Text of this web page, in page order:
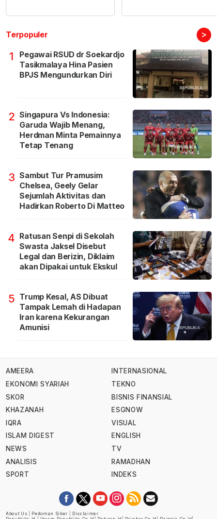
Terpopuler >
1
Pegawai RSUD dr Soekardjo
Tasikmalaya Hina Pasien
BPJS Mengundurkan Diri
2 Singapura Vs Indonesia:
Garuda Wajib Menang,
Herdman Minta Pemainnya
Tetap Tenang
3 Sambut Tur Pramusim
Chelsea, Geely Gelar
Sejumlah Aktivitas dan
Hadirkan Roberto Di Matteo
4 Ratusan Senpi di Sekolah
Swasta Jaksel Disebut
Legal dan Berizin, Diklaim
akan Dipakai untuk Ekskul
5 Trump Kesal, AS Dibuat
Tampak Lemah di Hadapan
Iran karena Kekurangan
Amunisi
AMEERA
EKONOMI SYARIAH
SKOR
KHAZANAH
IQRA
ISLAM DIGEST
NEWS
ANALISIS
SPORT
INTERNASIONAL
TEKNO
BISNIS FINANSIAL
ESGNOW
VISUAL
ENGLISH
TV
RAMADHAN
INDEKS
About Us Pedoman Siber
Disclaimer